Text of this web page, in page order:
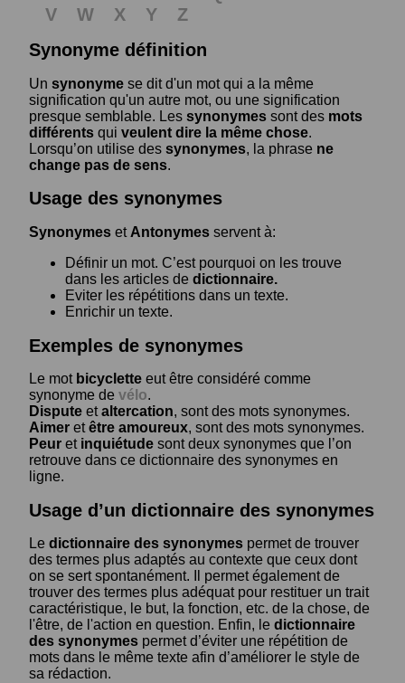
V
W X Y
Z
Synonyme définition
Un synonyme se dit d'un mot qui a la même
signification qu'un autre mot, ou une signification
presque semblable. Les synonymes sont des mots
différents qui veulent dire la même chose.
Lorsqu’on utilise des synonymes, la phrase ne
change pas de sens.
Usage des synonymes
Synonymes et Antonymes servent à:
Définir un mot. C’est pourquoi on les trouve
dans les articles de dictionnaire.
Eviter les répétitions dans un texte.
Enrichir un texte.
Exemples de synonymes
Le mot bicyclette eut être considéré comme
synonyme de vélo.
Dispute etaltercation, sont des mots synonymes.
Aimer etêtre amoureux, sont des mots synonymes.
Peur et inquiétude sont deux synonymes que l’on
retrouve dans ce dictionnaire des synonymes en
ligne.
Usage d’un dictionnaire des synonymes
Le dictionnaire des synonymes permet de trouver
des termes plus adaptés au contexte que ceux dont
on se sert spontanément. Il permet également de
trouver des termes plus adéquat pour restituer un trait
caractéristique, le but, la fonction, etc. de la chose, de
l'être, de l'action en question. Enfin, le dictionnaire
des synonymes permet d’éviter une répétition de
mots dans le même texte afin d’améliorer le style de
sa rédaction.